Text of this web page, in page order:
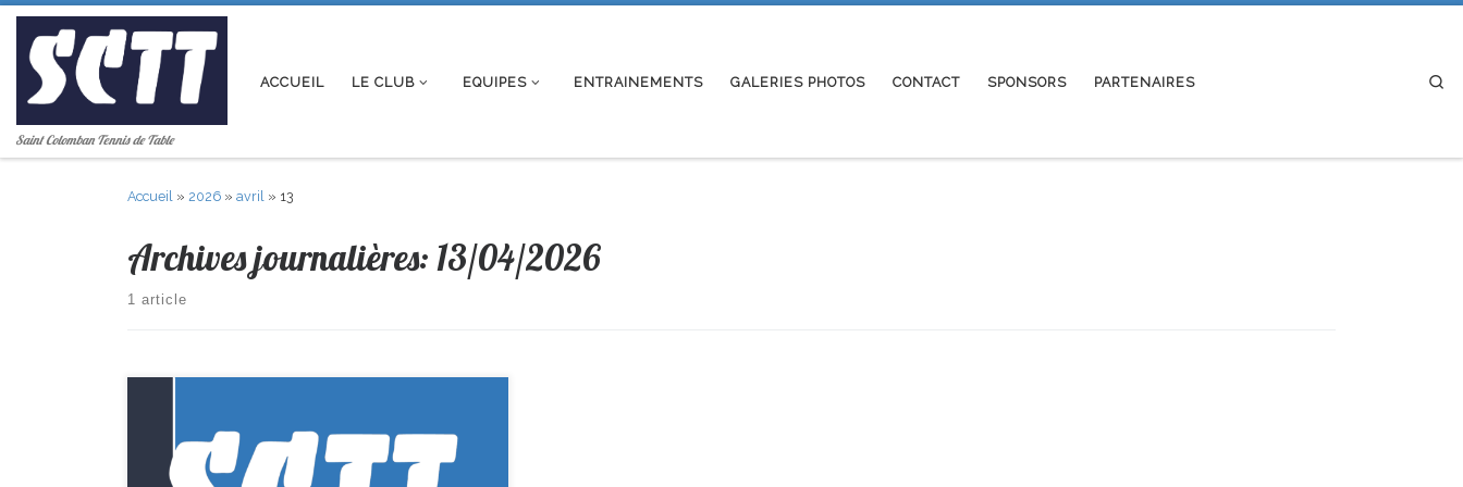
Passer au contenu
Saint Colomban Tennis de Table
ACCUEIL LE CLUB EQUIPES ENTRAINEMENTS GALERIES PHOTOS CONTACT SPONSORS PARTENAIRES
Accueil » 2026 » avril » 13
Archives journalières:13/04/2026
1 article
R1-> Ste Jamme 8-6 St Colomban D1-> Machecoul 8–12 St
Colomban D3-> St Joseph 9–11 St Colomban D3 -> St